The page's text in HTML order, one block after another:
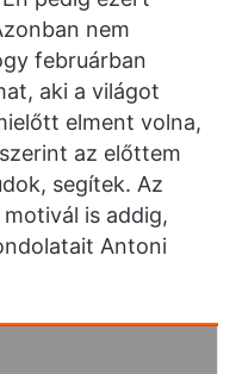
nem
februárban
aki a világot
elment volna,
az előttem
segítek. Az
is addig,
Antoni